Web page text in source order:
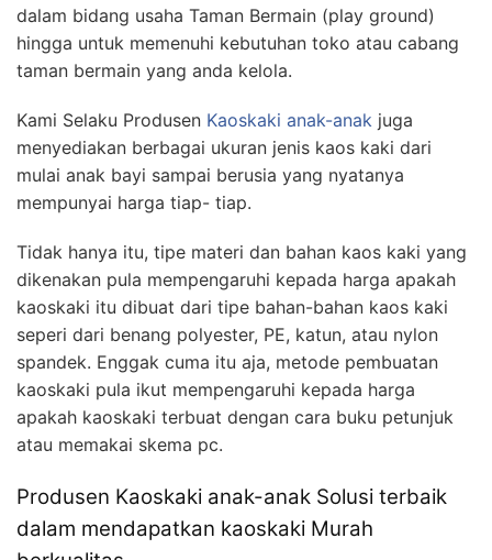
dalam bidang usaha Taman Bermain (play ground)
hingga untuk memenuhi kebutuhan toko atau cabang
taman bermain yang anda kelola.
Kami Selaku Produsen Kaoskaki anak-anak juga
menyediakan berbagai ukuran jenis kaos kaki dari
mulai anak bayi sampai berusia yang nyatanya
mempunyai harga tiap- tiap.
Tidak hanya itu, tipe materi dan bahan kaos kaki yang
dikenakan pula mempengaruhi kepada harga apakah
kaoskaki itu dibuat dari tipe bahan-bahan kaos kaki
seperi dari benang polyester, PE, katun, atau nylon
spandek. Enggak cuma itu aja, metode pembuatan
kaoskaki pula ikut mempengaruhi kepada harga
apakah kaoskaki terbuat dengan cara buku petunjuk
atau memakai skema pc.
Produsen Kaoskaki anak-anak Solusi terbaik
dalam mendapatkan kaoskaki Murah